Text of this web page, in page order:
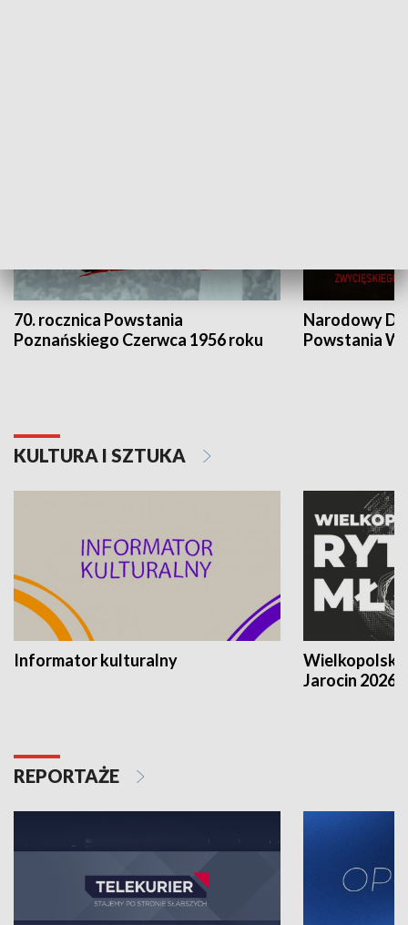
70. rocznica Powstania
Poznańskiego Czerwca 1956 roku
Narodowy
Powstania
KULTURA I SZTUKA
Informator kulturalny
Jarocin 2026
REPORTAŻE